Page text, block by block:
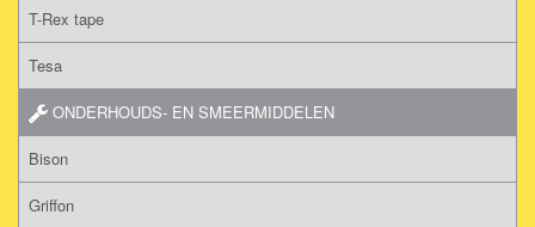
T-Rex tape
Tesa
ONDERHOUDS- EN SMEERMIDDELEN
Bison
Griffon